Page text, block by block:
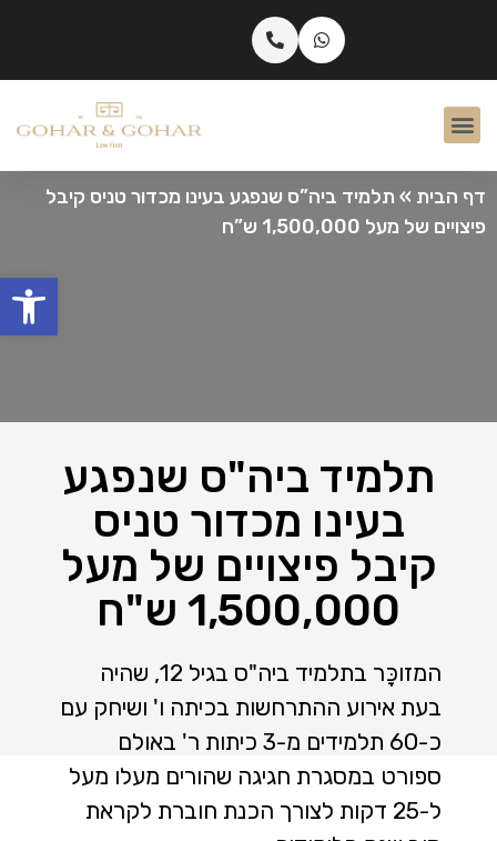
דף הבית » תלמיד ביה”ס שנפגע בעינו מכדור טניס קיבל
פיצויים של מעל 1,500,000 ש”ח
תלמיד ביה"ס שנפגע
בעינו מכדור טניס
קיבל פיצויים של מעל
1,500,000 ש"ח
המזוכָּר בתלמיד ביה"ס בגיל 12, שהיה
בעת אירוע ההתרחשות בכיתה ו' ושיחק עם
כ-60 תלמידים מ-3 כיתות ר' באולם
ספורט במסגרת חגיגה שהורים מעלו מעל
ל-25 דקות לצורך הכנת חוברת לקראת